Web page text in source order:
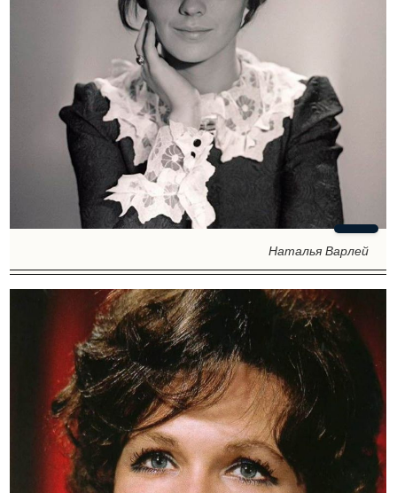
Наталья Варлей